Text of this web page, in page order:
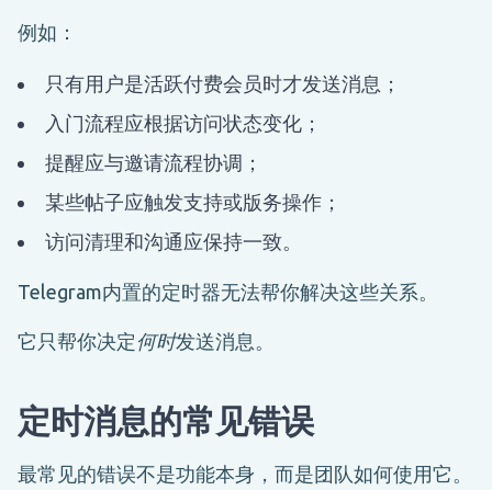
例如：
只有用户是活跃付费会员时才发送消息；
入门流程应根据访问状态变化；
提醒应与邀请流程协调；
某些帖子应触发支持或版务操作；
访问清理和沟通应保持一致。
Telegram内置的定时器无法帮你解决这些关系。
它只帮你决定何时发送消息。
定时消息的常见错误
最常见的错误不是功能本身，而是团队如何使用它。